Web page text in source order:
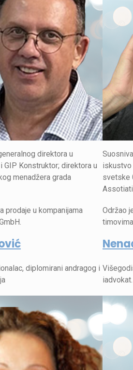
direktora u
GIP Konstruktor; direktora u
menadžera grada
prodaje u kompanijama
iskustvo
svetske
Održao
diplomirani andragog i
iadvokat.